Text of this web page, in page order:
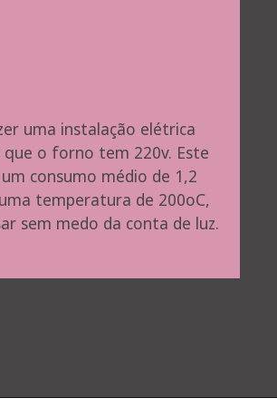
uma instalação elétrica
que o forno tem 220v. Este
consumo médio de 1,2
temperatura de 200oC,
sem medo da conta de luz.